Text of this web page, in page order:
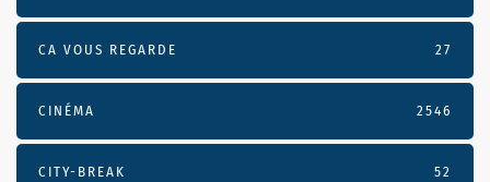
CA VOUS REGARDE 27
CINÉMA 2546
CITY-BREAK 52